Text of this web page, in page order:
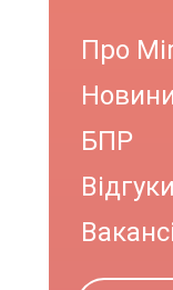
Про
БПР
Відгуки